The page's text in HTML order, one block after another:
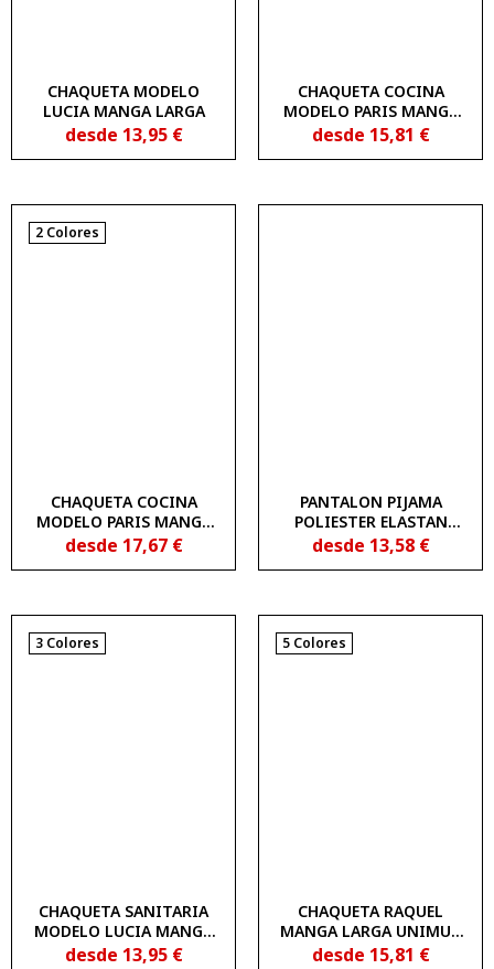
CHAQUETA MODELO
LUCIA MANGA LARGA
desde 13,95 €
CHAQUETA COCINA
MODELO PARIS MANGA
CORTA 2902405
desde 15,81 €
2 Colores
CHAQUETA COCINA
MODELO PARIS MANGA
LARGA UNIMUR COLORS
2902405
desde 17,67 €
PANTALON PIJAMA
POLIESTER ELASTAN
UNIMUR 1822220
desde 13,58 €
3 Colores
CHAQUETA SANITARIA
MODELO LUCIA MANGA
CORTA 1832202
desde 13,95 €
5 Colores
CHAQUETA RAQUEL
MANGA LARGA UNIMUR
COLORS 1837202
desde 15,81 €